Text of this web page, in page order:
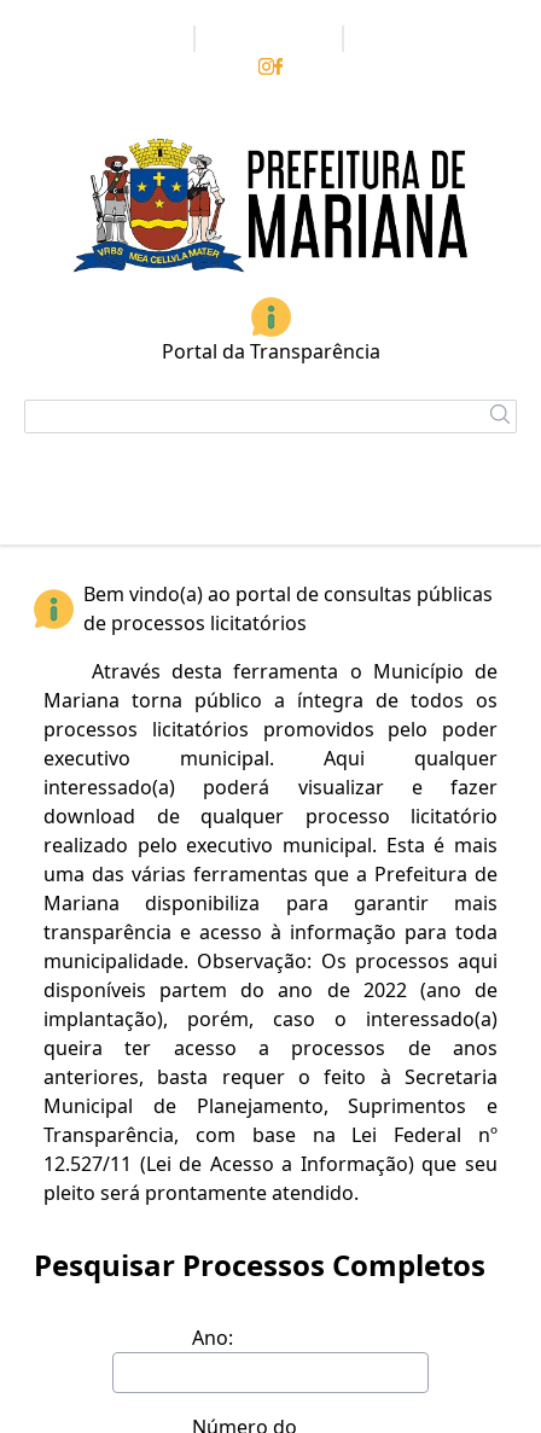
Portal da Transparência
Bem vindo(a) ao portal de consultas públicas
de processos licitatórios
Através desta ferramenta o Município de
Mariana torna público a íntegra de todos os
processos licitatórios promovidos pelo poder
executivo municipal. Aqui qualquer
interessado(a) poderá visualizar e fazer
download de qualquer processo licitatório
realizado pelo executivo municipal. Esta é mais
uma das várias ferramentas que a Prefeitura de
Mariana disponibiliza para garantir mais
transparência e acesso à informação para toda
municipalidade. Observação: Os processos aqui
disponíveis partem do ano de 2022 (ano de
implantação), porém, caso o interessado(a)
queira ter acesso a processos de anos
anteriores, basta requer o feito à Secretaria
Municipal de Planejamento, Suprimentos e
Transparência, com base na Lei Federal nº
12.527/11 (Lei de Acesso a Informação) que seu
pleito será prontamente atendido.
Pesquisar Processos Completos
Ano:
Número do